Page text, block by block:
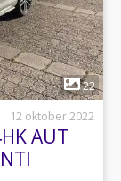
22
12 oktober 2022
AUT